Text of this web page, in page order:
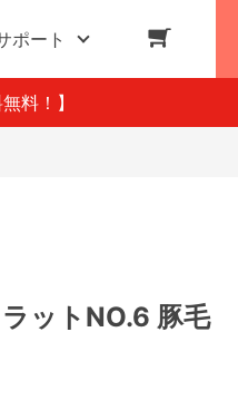
ポート
料！】
ットNO.6 豚毛